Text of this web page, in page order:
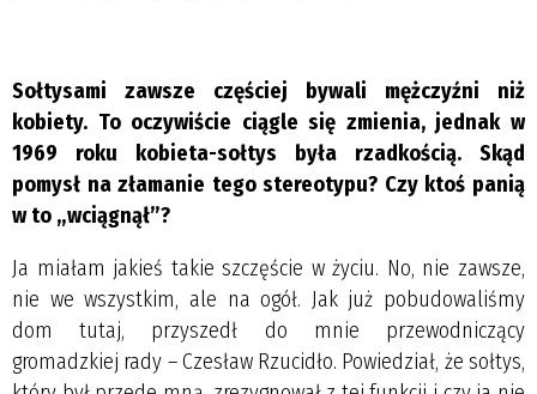
Sołtysami zawsze częściej bywali mężczyźni niż
kobiety. To oczywiście ciągle się zmienia, jednak w
1969 roku kobieta-sołtys była rzadkością. Skąd
pomysł na złamanie tego stereotypu? Czy ktoś panią
w to „wciągnął”?
Ja miałam jakieś takie szczęście w życiu. No, nie zawsze,
nie we wszystkim, ale na ogół. Jak już pobudowaliśmy
dom tutaj, przyszedł do mnie przewodniczący
gromadzkiej rady – Czesław Rzucidło. Powiedział, że sołtys,